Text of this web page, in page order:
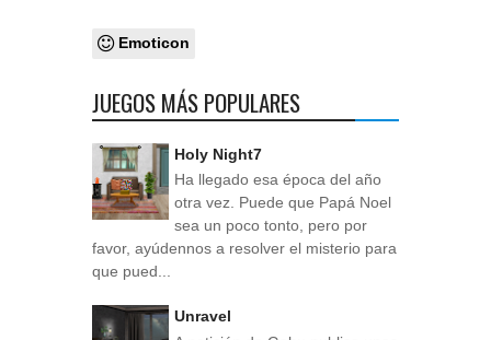
Emoticon
JUEGOS MÁS POPULARES
Holy Night7
Ha llegado esa época del año
otra vez. Puede que Papá Noel
sea un poco tonto, pero por
favor, ayúdennos a resolver el misterio para
que pued...
Unravel